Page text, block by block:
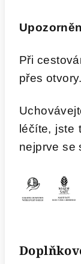
Při
přes otvory.
léčíte, jste
nejprve se